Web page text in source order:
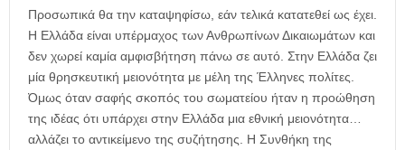
Προσωπικά θα την καταψηφίσω, εάν τελικά κατατεθεί ως έχει.
Η Ελλάδα είναι υπέρμαχος των Ανθρωπίνων Δικαιωμάτων και
δεν χωρεί καμία αμφισβήτηση πάνω σε αυτό. Στην Ελλάδα ζει
μία θρησκευτική μειονότητα με μέλη της Έλληνες πολίτες.
Όμως όταν σαφής σκοπός του σωματείου ήταν η προώθηση
της ιδέας ότι υπάρχει στην Ελλάδα μια εθνική μειονότητα…
αλλάζει το αντικείμενο της συζήτησης. Η Συνθήκη της